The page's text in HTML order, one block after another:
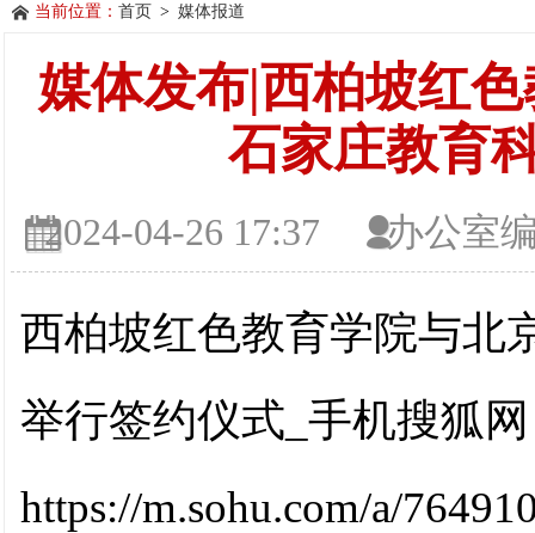
当前位置： 首页 > 媒体报道
媒体发布|西柏坡红
石家庄教育
2024-04-26 17:37 办公室
西柏坡红色教育学院与北
举行签约仪式_手机搜狐
https://m.sohu.com/a/